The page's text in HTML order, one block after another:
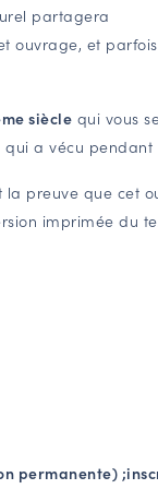
partagera
ouvrage, et
siècle qui vous
a vécu pendant
preuve que cet
imprimée du
permanente) ;